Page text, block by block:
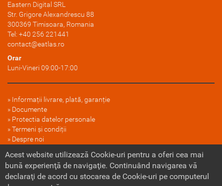
Eastern Digital SRL
Str. Grigore Alexandrescu 88
300369 Timisoara, Romania
Tel: +40 256 221441
contact@eatlas.ro
Orar
Luni-Vineri 09:00-17:00
Informații livrare, plată, garanție
Documente
Protectia datelor personale
Termeni și condiții
Despre noi
Politica cookie
Acest website utilizează Cookie-uri pentru a oferi cea mai
bună experienţă de navigaţie. Continuând navigarea vă
declaraţi de acord cu stocarea de Cookie-uri pe computerul